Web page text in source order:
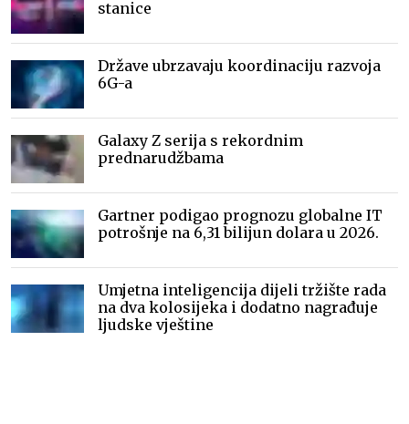
stanice
Države ubrzavaju koordinaciju razvoja
6G-a
Galaxy Z serija s rekordnim
prednarudžbama
Gartner podigao prognozu globalne IT
potrošnje na 6,31 bilijun dolara u 2026.
Umjetna inteligencija dijeli tržište rada
na dva kolosijeka i dodatno nagrađuje
ljudske vještine